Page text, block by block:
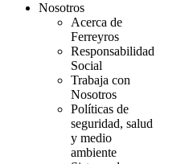
Nosotros
Acerca de
Ferreyros
Responsabilidad
Social
Trabaja con
Nosotros
Políticas de
seguridad, salud
y medio
ambiente